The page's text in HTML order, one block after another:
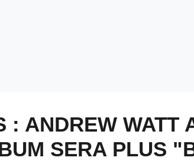
: ANDREW WATT
SERA PLUS